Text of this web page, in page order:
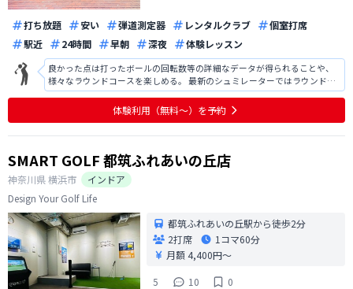
打ち放題 安い 弾道測定器 レンタルクラブ
個室打席
駅近
24時間 早朝 深夜 体験レッスン
良かった点は打ったボールの回転数等の詳細なデータが得られることや、
様々なラウンドコースを楽しめる。 最新のシュミレーターではラウンド時
自動的にボールのライが変化するが、藤が丘の施設では傾斜のライから打
つ場合、自分でマットを運んで使用するのは面倒くさい。
体験利用（無料〜）を予約
SMART GOLF 都筑ふれあいの丘店
神奈川県横浜市
インドア
Design Your Golf Life
都筑ふれあいの丘駅から徒歩2分
2打席
1コマ60分
月額 4,400円〜
5
10 0